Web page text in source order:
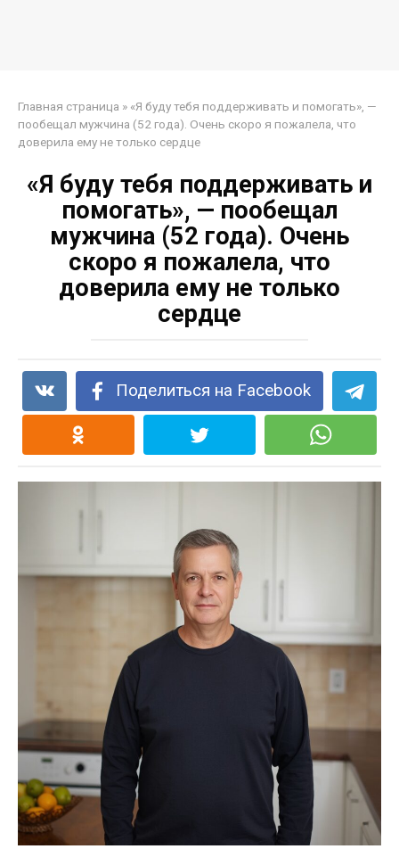
Главная страница » «Я буду тебя поддерживать и помогать», —
пообещал мужчина (52 года). Очень скоро я пожалела, что
доверила ему не только сердце
«Я буду тебя поддерживать и
помогать», — пообещал
мужчина (52 года). Очень
скоро я пожалела, что
доверила ему не только
сердце
Поделиться на Facebook